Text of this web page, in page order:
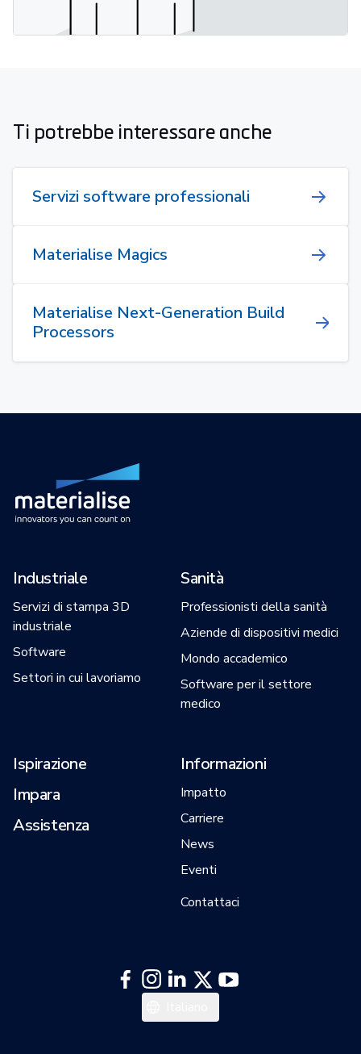
Ti potrebbe interessare anche
Servizi software professionali
Materialise Magics
Materialise Next-Generation Build
Processors
Industriale
Servizi di stampa 3D
industriale
Software
Settori in cui lavoriamo
Sanità
Professionisti della sanità
Aziende di dispositivi medici
Mondo accademico
Software per il settore
medico
Ispirazione
Impara
Assistenza
Informazioni
Impatto
Carriere
News
Eventi
Contattaci